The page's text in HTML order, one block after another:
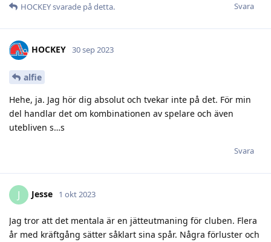
Svara
HOCKEYsvarade på detta.
HOCKEY 30 sep 2023
alfie
Hehe, ja. Jag hör dig absolut och tvekar inte på det. För min
del handlar det om kombinationen av spelare och även
utebliven s…s
Svara
J Jesse 1 okt 2023
Jag tror att det mentala är en jätteutmaning för cluben. Flera
år med kräftgång sätter såklart sina spår. Några förluster och